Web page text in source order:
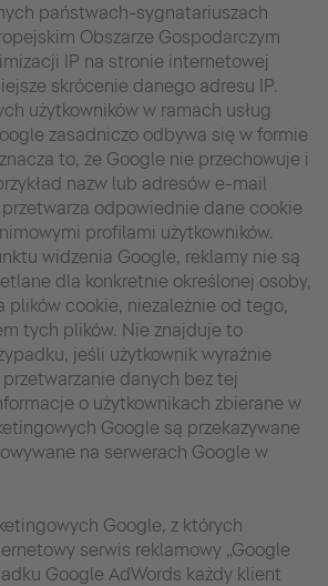
państwach-sygnatariuszach
Obszarze Gospodarczym
IP na stronie internetowej
skrócenie danego adresu IP.
użytkowników w ramach usług
zasadniczo odbywa się w formie
to, że Google nie przechowuje i
nazw lub adresów e-mail
odpowiednie dane cookie
profilami użytkowników.
widzenia Google, reklamy nie są
dla konkretnie określonej osoby,
plików cookie, niezależnie od tego,
tych plików. Nie znajduje to
jeśli użytkownik wyraźnie
przetwarzanie danych bez tej
o użytkownikach zbierane w
Google są przekazywane
na serwerach Google w
Google, z których
serwis reklamowy „Google
Google AdWords każdy klient